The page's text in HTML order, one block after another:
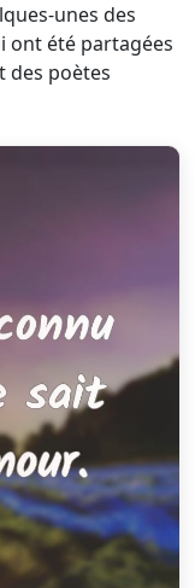
unes des
ont été partagées
des poètes